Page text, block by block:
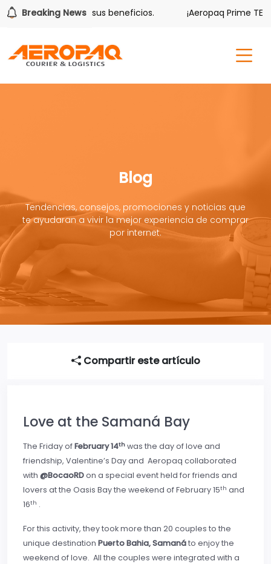
Breaking News
también tiene sus beneficios. ¡Aeropaq Prime TE DA
Blog
Tendencias, consejos, promociones y noticias que
te ayudaran a vivir la mejor experiencia de comprar
por internet.
Compartir este artículo
Love at the Samaná Bay
The Friday ofFebruary 14th was the day of love and
friendship, Valentine’s Day and Aeropaq collaborated
with @BocaoRDon a special event held for friends and
lovers at the Oasis Bay the weekend of February 15th and
16th .
For this activity, they took more than 20 couples to the
unique destination Puerto Bahia, Samanáto enjoy the
weekend of love. All the couples were integrated with a